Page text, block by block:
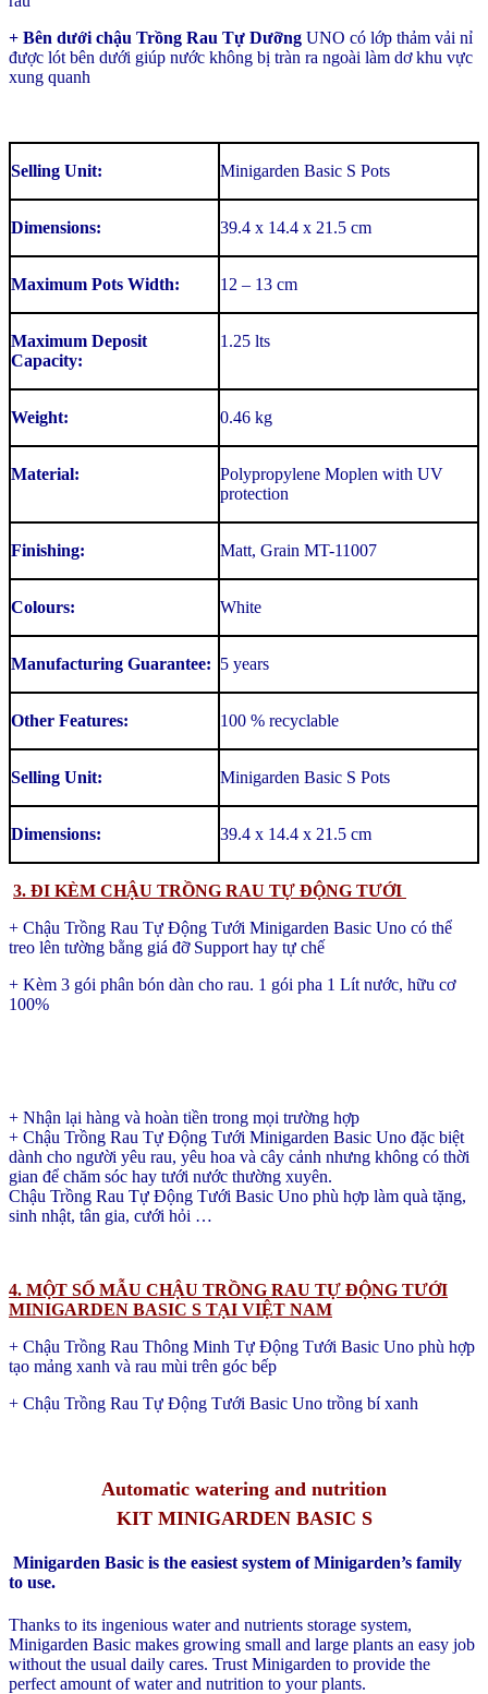
+ Bên dưới chậu Trồng Rau Tự Dưỡng UNO có lớp thảm vải nỉ
được lót bên dưới giúp nước không bị tràn ra ngoài làm dơ khu vực
xung quanh
Selling Unit: Minigarden Basic S Pots
Dimensions: 39.4 x 14.4 x 21.5 cm
Maximum Pots Width: 12 – 13 cm
Maximum Deposit
Capacity:
1.25 lts
Weight: 0.46 kg
Material:
Polypropylene Moplen with UV
protection
Finishing: Matt, Grain MT-11007
Colours: White
Manufacturing Guarantee: 5 years
Other Features: 100 % recyclable
Selling Unit: Minigarden Basic S Pots
Dimensions: 39.4 x 14.4 x 21.5 cm
3. ĐI KÈM CHẬU TRỒNG RAU TỰ ĐỘNG TƯỚI
+ Chậu Trồng Rau Tự Động Tưới Minigarden Basic Uno có thể
treo lên tường bằng giá đỡ Support hay tự chế
+ Kèm 3 gói phân bón dàn cho rau. 1 gói pha 1 Lít nước, hữu cơ
100%
+ Nhận lại hàng và hoàn tiền trong mọi trường hợp
+ Chậu Trồng Rau Tự Động Tưới Minigarden Basic Uno đặc biệt
dành cho người yêu rau, yêu hoa và cây cảnh nhưng không có thời
gian để chăm sóc hay tưới nước thường xuyên.
Chậu Trồng Rau Tự Động Tưới Basic Uno phù hợp làm quà tặng,
sinh nhật, tân gia, cưới hỏi …
4. MỘT SỐ MẪU CHẬU TRỒNG RAU TỰ ĐỘNG TƯỚI
MINIGARDEN BASIC S TẠI VIỆT NAM
+ Chậu Trồng Rau Thông Minh Tự Động Tưới Basic Uno phù hợp
tạo mảng xanh và rau mùi trên góc bếp
+ Chậu Trồng Rau Tự Động Tưới Basic Uno trồng bí xanh
Automatic watering and nutrition
KIT MINIGARDEN BASIC S
Minigarden Basic is the easiest system of Minigarden’s family
to use.
Thanks to its ingenious water and nutrients storage system,
Minigarden Basic makes growing small and large plants an easy job
without the usual daily cares. Trust Minigarden to provide the
perfect amount of water and nutrition to your plants.